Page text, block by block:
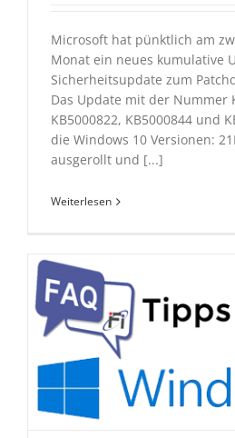
Microsoft hat pünktlich am
Monat ein neues kumulative
Sicherheitsupdate zum
Das Update mit der Nummer
KB5000822, KB5000844 und
die Windows 10 Versionen:
ausgerollt und [...]
Weiterlesen